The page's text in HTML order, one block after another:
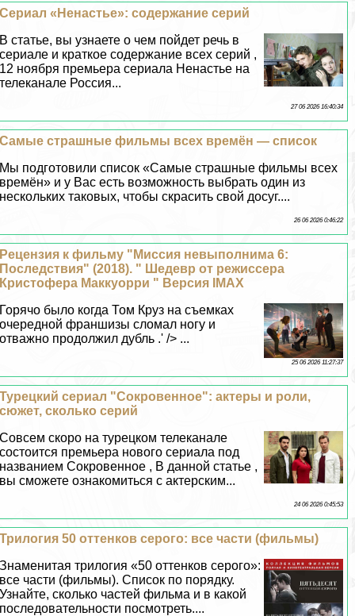
Сериал «Ненастье»: содержание серий
В статье, вы узнаете о чем пойдет речь в
сериале и краткое содержание всех серий ,
12 ноября премьера сериала Ненастье на
телеканале Россия...
27 06 2026 16:40:34
Самые страшные фильмы всех времён — список
Мы подготовили список «Самые страшные фильмы всех
времён» и у Вас есть возможность выбрать один из
нескольких таковых, чтобы скрасить свой досуг....
26 06 2026 0:46:22
Рецензия к фильму "Миссия невыполнима 6:
Последствия" (2018). " Шедевр от режиссера
Кристофера Маккуорри " Версия IMAX
Горячо было когда Том Круз на съемках
очередной франшизы сломал ногу и
отважно продолжил дубль .' /> ...
25 06 2026 11:27:37
Турецкий сериал "Сокровенное": актеры и роли,
сюжет, сколько серий
Совсем скоро на турецком телеканале
состоится премьера нового сериала под
названием Сокровенное , В данной статье ,
вы сможете ознакомиться с актерским...
24 06 2026 0:45:53
Трилогия 50 оттенков серого: все части (фильмы)
Знаменитая трилогия «50 оттенков серого»:
все части (фильмы). Список по порядку.
Узнайте, сколько частей фильма и в какой
последовательности посмотреть....